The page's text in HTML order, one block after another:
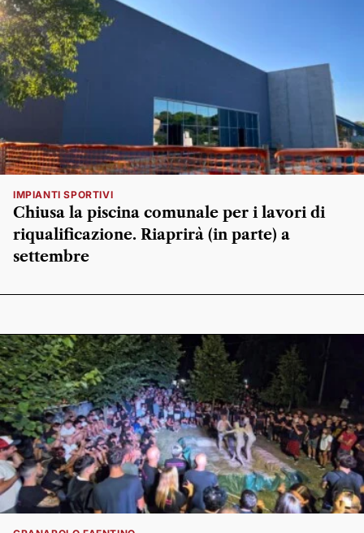
IMPIANTI SPORTIVI
Chiusa la piscina comunale per i lavori di
riqualificazione. Riaprirà (in parte) a
settembre